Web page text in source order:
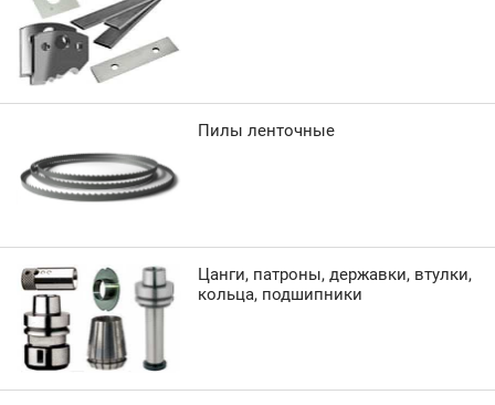
Пилы ленточные
Цанги, патроны, державки, втулки,
кольца, подшипники